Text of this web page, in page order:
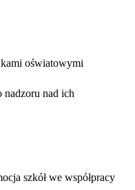
oświatowymi
nadzoru nad ich
szkół we współpracy